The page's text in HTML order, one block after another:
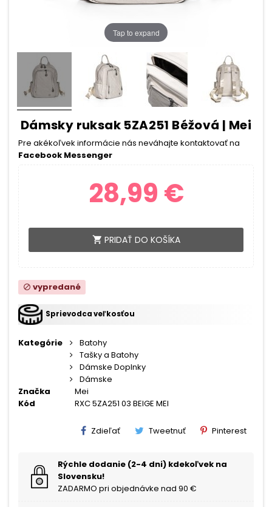
Tap to expand
Dámsky ruksak 5ZA251 Béžová | Mei
Pre akékoľvek informácie nás neváhajte kontaktovať na
Facebook Messenger
28,99 €
shopping_cart PRIDAŤ DO KOŠÍKA
block vypredané
Sprievodca veľkosťou
Kategórie
Batohy
Tašky a Batohy
Dámske Doplnky
Dámske
Značka
Mei
Kód
RXC 5ZA251 03 BEIGE MEI
Zdieľať Tweetnuť Pinterest
Rýchle dodanie (2-4 dni) kdekoľvek na
Slovensku!
ZADARMO pri objednávke nad 90 €